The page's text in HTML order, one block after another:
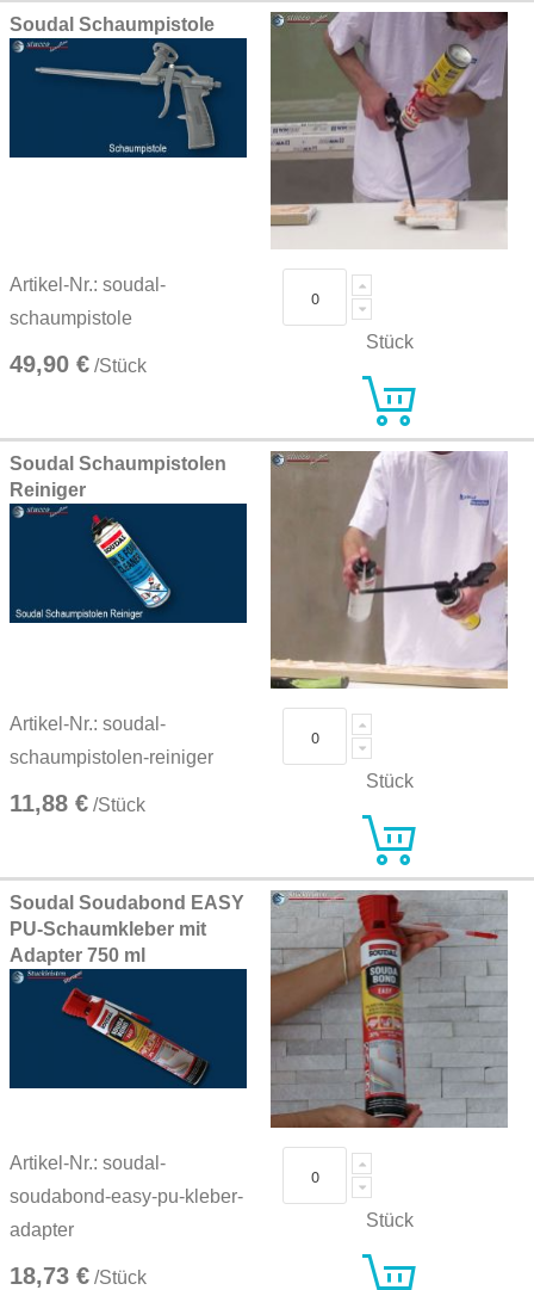
Soudal Schaumpistole
Artikel-Nr.: soudal-
schaumpistole
49,90 € /Stück
Stück
Soudal Schaumpistolen
Reiniger
Artikel-Nr.: soudal-
schaumpistolen-reiniger
11,88 € /Stück
Stück
Soudal Soudabond EASY
PU-Schaumkleber mit
Adapter 750 ml
Artikel-Nr.: soudal-
soudabond-easy-pu-kleber-
adapter
18,73 € /Stück
Stück